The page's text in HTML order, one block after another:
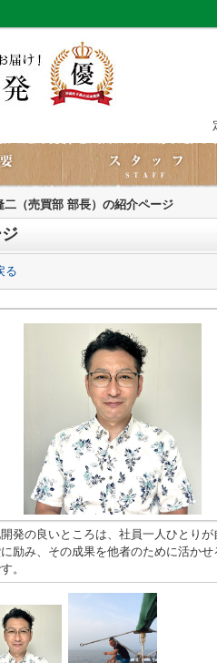
二（売買部 部長）の紹介ページ
る
発の良いところは、社員一人ひとりが
励み、その成果を他者のために活かせ
。